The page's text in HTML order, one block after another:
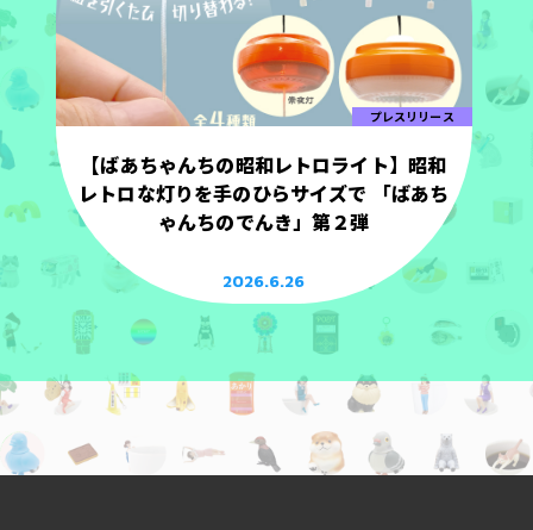
プレスリリース
【ばあちゃんちの昭和レトロライト】昭和
レトロな灯りを手のひらサイズで 「ばあち
ゃんちのでんき」第２弾
2026.6.26